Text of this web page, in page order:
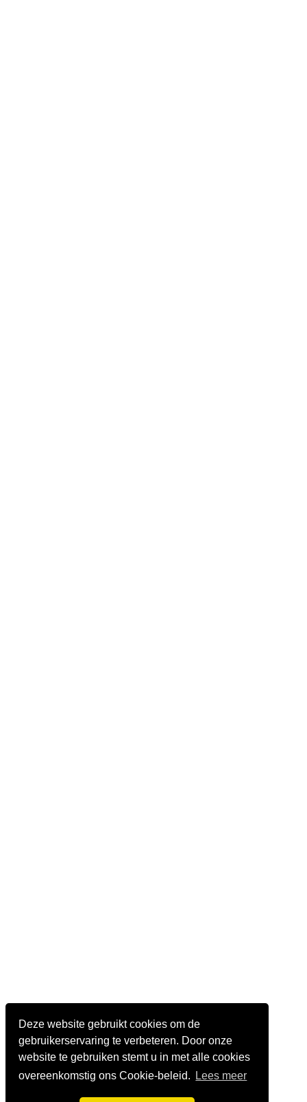
Deze website gebruikt cookies om de
gebruikerservaring te verbeteren. Door onze
website te gebruiken stemt u in met alle cookies
overeenkomstig ons Cookie-beleid.
Lees meer